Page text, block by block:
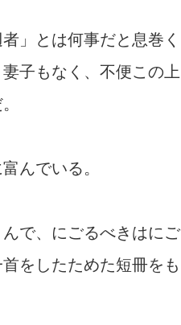
」とは何事だと息巻く
子もなく、不便この上
んでいる。
で、にごるべきはにご
をしたためた短冊をも